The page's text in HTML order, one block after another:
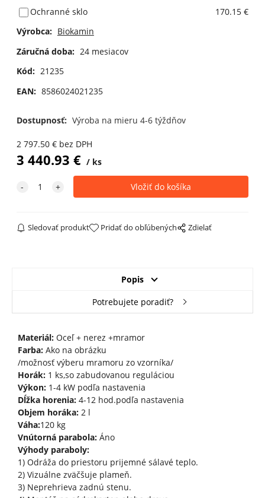
Ochranné sklo
170.15 €
Výrobca: Biokamin
Záručná doba: 24 mesiacov
Kód: 21235
EAN: 8586024021235
Dostupnosť: Výroba na mieru 4-6 týždňov
2 797.50€ bez DPH
3 440.93 € ks
Sledovať produkt Pridať do obľúbených Zdielať
Popis
Potrebujete poradiť?
Materiál:Oceľ + nerez +mramor
Farba: Ako na obrázku
/možnosť výberu mramoru zo vzorníka/
Horák:1 ks,so zabudovanou reguláciou
Výkon: 1-4 kW podľa nastavenia
Dĺžka horenia:4-12 hod.podľa nastavenia
Objem horáka: 2 l
Váha:120 kg
Vnútorná parabola: Áno
Výhody paraboly:
1) Odráža do priestoru prijemné sálavé teplo.
2) Vizuálne zväčšuje plameň.
3) Neprehrieva zadnú stenu.